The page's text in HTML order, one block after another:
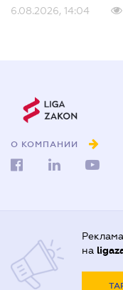
6.08.2026, 14:04
О КОМПАНИИ
на